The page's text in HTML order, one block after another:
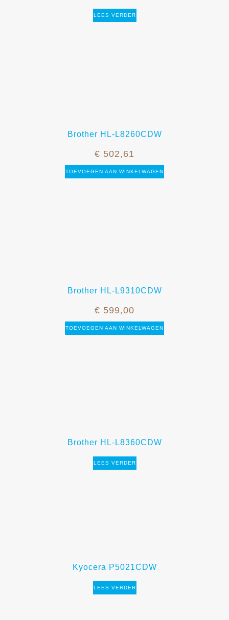
LEES VERDER
Brother HL-L8260CDW
€ 502,61
TOEVOEGEN AAN WINKELWAGEN
Brother HL-L9310CDW
€ 599,00
TOEVOEGEN AAN WINKELWAGEN
Brother HL-L8360CDW
LEES VERDER
Kyocera P5021CDW
LEES VERDER